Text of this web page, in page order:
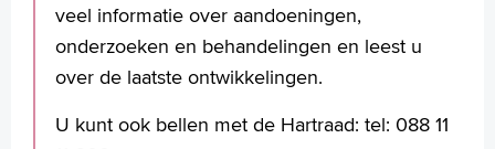
veel informatie over aandoeningen,
onderzoeken en behandelingen en leest u
over de laatste ontwikkelingen.
U kunt ook bellen met de Hartraad: tel: 088 11